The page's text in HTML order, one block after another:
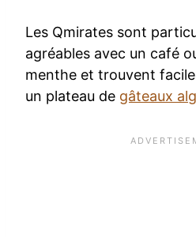
Les Qmirates sont
agréables avec un café
menthe et trouvent
un plateau de gâteaux